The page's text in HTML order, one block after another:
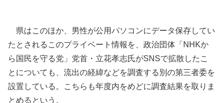
県はこのほか、男性が公用パソコンにデータ保存してい
たとされるこのプライベート情報を、政治団体「NHKか
ら国民を守る党」党首・立花孝志氏がSNSで拡散したこ
とについても、流出の経緯などを調査する別の第三者委を
設置している。こちらも年度内をめどに調査結果を取りま
とめるという。